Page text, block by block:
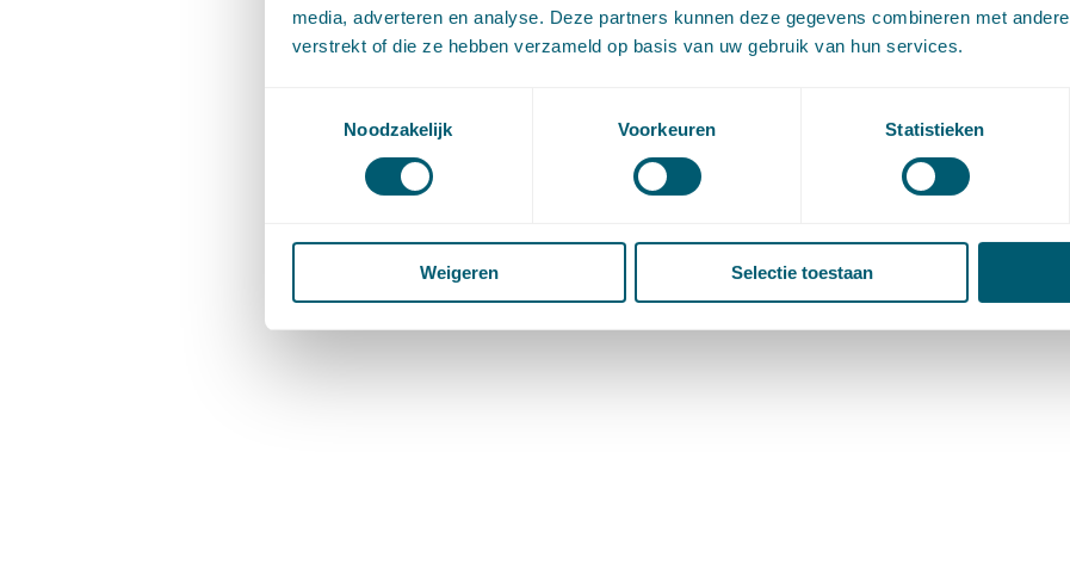
media, adverteren en analyse. Deze partners kunnen deze gegevens combineren met
verstrekt of die ze hebben verzameld op basis van uw gebruik van hun services.
Noodzakelijk
Voorkeuren Statistieken
Weigeren Selectie toestaan